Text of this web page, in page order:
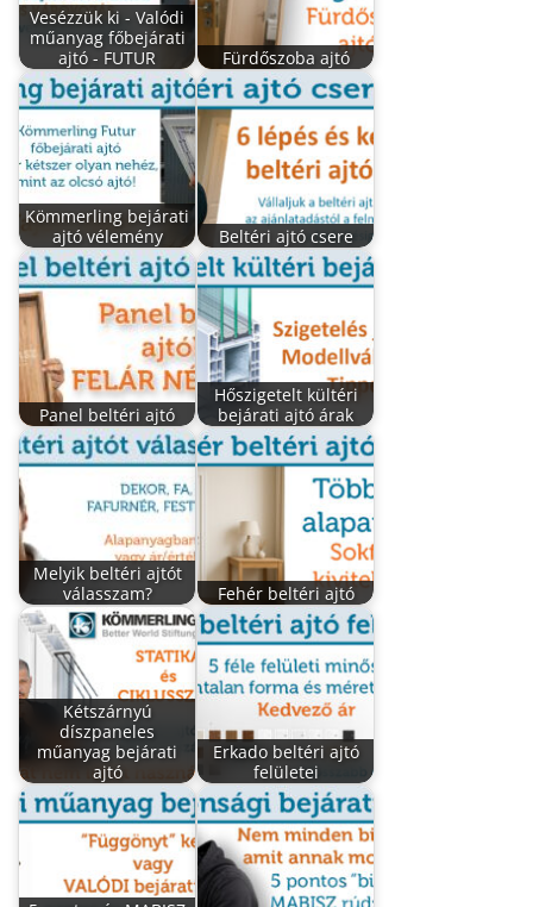
Vesézzük ki - Valódi
műanyag főbejárati
ajtó - FUTUR
Fürdőszoba ajtó
Kömmerling bejárati
ajtó vélemény
Beltéri ajtó csere
Panel beltéri ajtó
Hőszigetelt kültéri
bejárati ajtó árak
Melyik beltéri ajtót
válasszam?
Fehér beltéri ajtó
Kétszárnyú
díszpaneles
műanyag bejárati
ajtó
Erkado beltéri ajtó
felületei